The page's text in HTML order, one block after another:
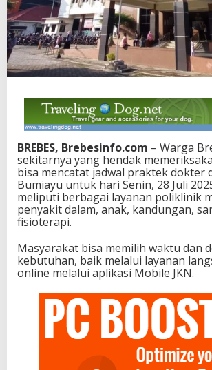
BREBES, Brebesinfo.com – Warga
sekitarnya yang hendak
bisa mencatat jadwal praktek dokter
Bumiayu untuk hari Senin, 28 Juli
meliputi berbagai layanan poliklinik
penyakit dalam, anak, kandungan,
fisioterapi.
Masyarakat bisa memilih waktu dan
kebutuhan, baik melalui layanan
online melalui aplikasi Mobile JKN.